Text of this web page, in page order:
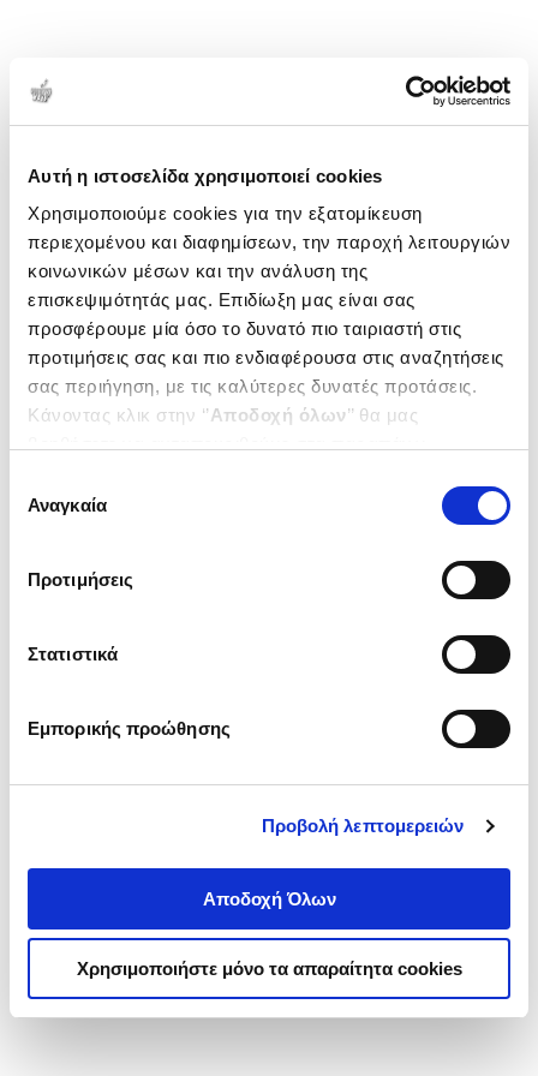
Αυτή η ιστοσελίδα χρησιμοποιεί cookies
Χρησιμοποιούμε cookies για την εξατομίκευση
περιεχομένου και διαφημίσεων, την παροχή λειτουργιών
κοινωνικών μέσων και την ανάλυση της
επισκεψιμότητάς μας. Επιδίωξη μας είναι σας
προσφέρουμε μία όσο το δυνατό πιο ταιριαστή στις
προτιμήσεις σας και πιο ενδιαφέρουσα στις αναζητήσεις
σας περιήγηση, με τις καλύτερες δυνατές προτάσεις.
Κάνοντας κλικ στην ‘’Αποδοχή όλων’’ θα μας
ενδιαφέρουν και να επιλέξετε από τα παρακάτω με την
΄΄και να ενημερωθείτε σχετικά με
συγκατάθεσης
Αναγκαία
Προτιμήσεις
Στατιστικά
Εμπορικής προώθησης
Προβολή λεπτομερειών
Αποδοχή Όλων
Χρησιμοποιήστε μόνο τα απαραίτητα cookies